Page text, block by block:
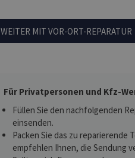
WEITER MIT VOR-ORT-REPARATUR
Für Privatpersonen und Kfz-
Füllen Sie den nachfolgenden
einsenden.
Packen Sie das zu reparierende
empfehlen Ihnen, die Sendung